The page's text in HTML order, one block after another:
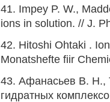
41. Impey P. W.,
ions in solution. // J.
42. Hitoshi Ohtaki .
Monatshefte fiir
43. Афанасьев В. Н.,
гидратных